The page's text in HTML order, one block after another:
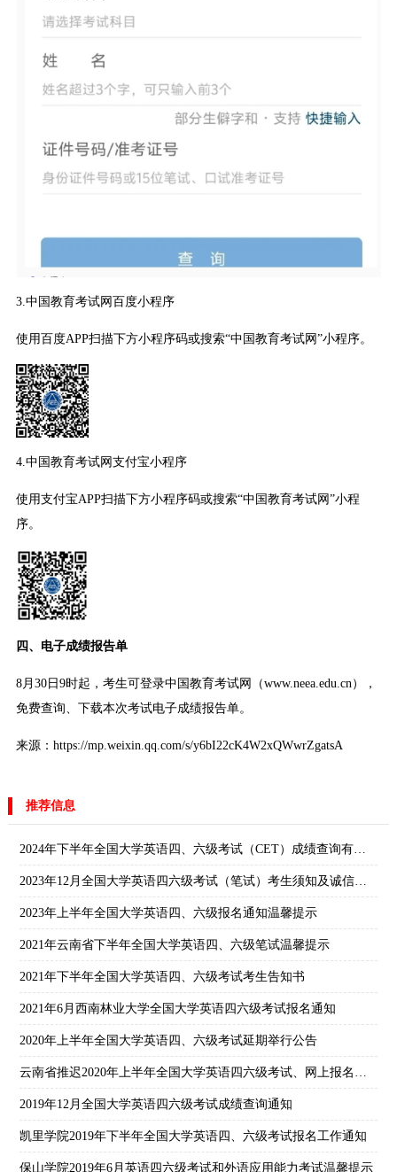
3.中国教育考试网百度小程序
使用百度APP扫描下方小程序码或搜索“中国教育考试网”小程序。
4.中国教育考试网支付宝小程序
使用支付宝APP扫描下方小程序码或搜索“中国教育考试网”小程
序。
四、电子成绩报告单
8月30日9时起，考生可登录中国教育考试网（www.neea.edu.cn），
免费查询、下载本次考试电子成绩报告单。
来源：https://mp.weixin.qq.com/s/y6bI22cK4W2xQWwrZgatsA
推荐信息
2024年下半年全国大学英语四、六级考试（CET）成绩查询有关安排
2023年12月全国大学英语四六级考试（笔试）考生须知及诚信应考倡议书
2023年上半年全国大学英语四、六级报名通知温馨提示
2021年云南省下半年全国大学英语四、六级笔试温馨提示
2021年下半年全国大学英语四、六级考试考生告知书
2021年6月西南林业大学全国大学英语四六级考试报名通知
2020年上半年全国大学英语四、六级考试延期举行公告
云南省推迟2020年上半年全国大学英语四六级考试、网上报名通告
2019年12月全国大学英语四六级考试成绩查询通知
凯里学院2019年下半年全国大学英语四、六级考试报名工作通知
保山学院2019年6月英语四六级考试和外语应用能力考试温馨提示